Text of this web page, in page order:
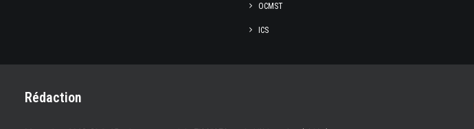
OCMST
ICS
Rédaction